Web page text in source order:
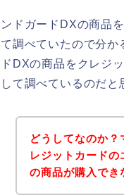
ドガードDXの商品
調べていたので分
DXの商品をクレジ
て調べているのだと
どうしてなのか
レジットカード
の商品が購入でき